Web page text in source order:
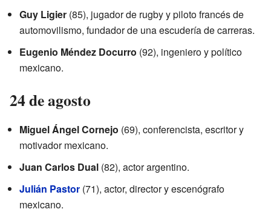
Guy Ligier (85), jugador de rugby y piloto francés de
automovilismo, fundador de una escudería de carreras.
Eugenio Méndez Docurro (92), ingeniero y político
mexicano.
24 de agosto
Miguel Ángel Cornejo (69), conferencista, escritor y
motivador mexicano.
Juan Carlos Dual (82), actor argentino.
Julián Pastor (71), actor, director y escenógrafo
mexicano.